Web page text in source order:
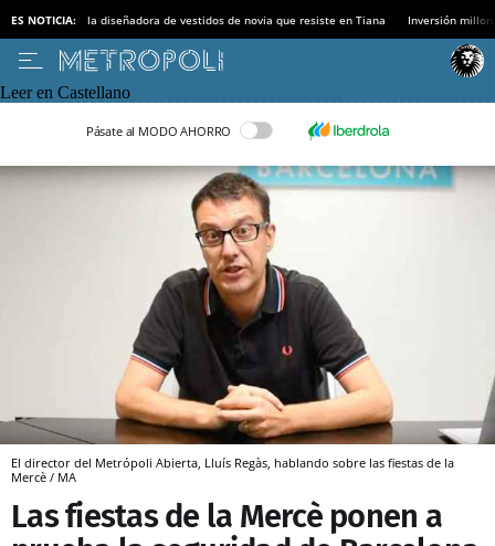
ES NOTICIA: la diseñadora de vestidos de novia que resiste en Tiana Inversión
Leer en Castellano
Pásate al MODO AHORRO
El director del Metrópoli Abierta, Lluís Regàs, hablando sobre las fiestas de la
Mercè / MA
Las fiestas de la Mercè ponen a